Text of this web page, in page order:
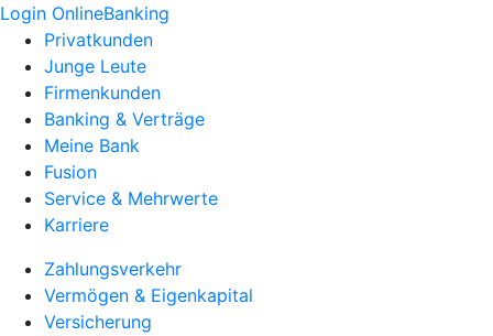
Login OnlineBanking
Privatkunden
Junge Leute
Firmenkunden
Banking & Verträge
Meine Bank
Fusion
Service & Mehrwerte
Karriere
Zahlungsverkehr
Vermögen & Eigenkapital
Versicherung